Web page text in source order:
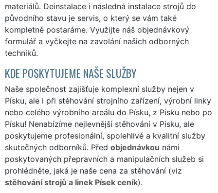
materiálů. Deinstalace i následná instalace strojů do
původního stavu je servis, o který se vám také
kompletně postaráme. Využijte náš objednávkový
formulář a vyčkejte na zavolání našich odborných
techniků.
KDE POSKYTUJEME NAŠE SLUŽBY
Naše společnost zajišťuje komplexní služby nejen v
Písku, ale i při stěhování strojního zařízení, výrobní linky
nebo celého výrobního areálu do Písku, z Písku nebo po
Písku! Nenabízíme nejlevnější stěhování v Písku, ale
poskytujeme profesionální, spolehlivé a kvalitní služby
skutečných odborníků. Před objednávkou námi
poskytovaných přepravních a manipulačních služeb si
prohlédněte, jaká je naše cena za stěhování (viz
stěhování strojů a linek Písek ceník).